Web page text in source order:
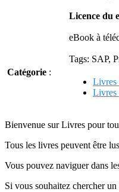
Licence du
eBook à
Tags: SAP,
Catégorie :
Livres
Livres
Bienvenue sur Livres pour
Tous les livres peuvent être
Vous pouvez naviguer dans
Si vous souhaitez chercher